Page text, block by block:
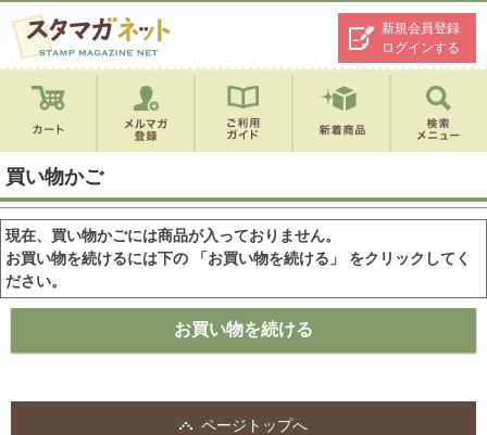
新規会員登録
ログインする
買い物かご
現在、買い物かごには商品が入っておりません。
お買い物を続けるには下の 「お買い物を続ける」 をクリックしてく
ださい。
ページトップへ